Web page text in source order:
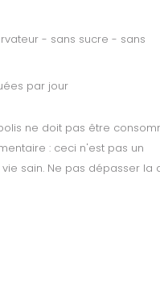
- sans sucre - sans
par jour
ne doit pas être
: ceci n'est pas un
sain. Ne pas dépasser la